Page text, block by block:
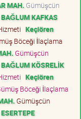
MAH. Gümüşcün
KAFKAS
Keçiören
Böceği İlaçlama
Gümüşcün
KÖSRELİK
Keçiören
Böceği İlaçlama
Gümüşcün